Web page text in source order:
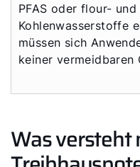
PFAS oder flour-
Kohlenwasserstoffe
müssen sich
keiner vermeidbaren
Was versteht